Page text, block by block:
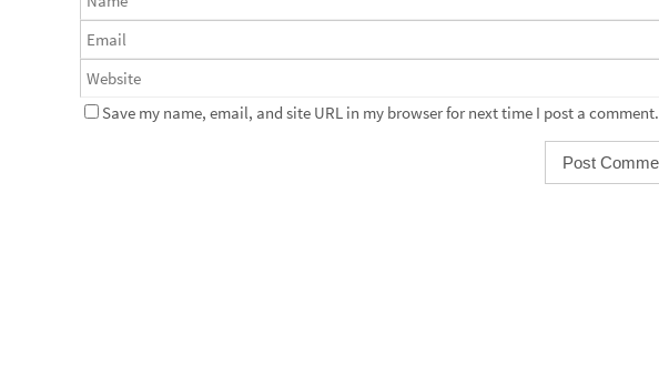
Save my name, email, and site URL in my browser for next time I post a comment.